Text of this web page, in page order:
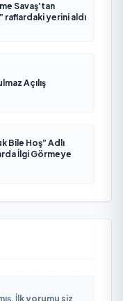
Savaş’tan
raflardaki yerini aldı
Açılış
Bile Hoş” Adlı
İlgi Görmeye
İlk yorumu siz